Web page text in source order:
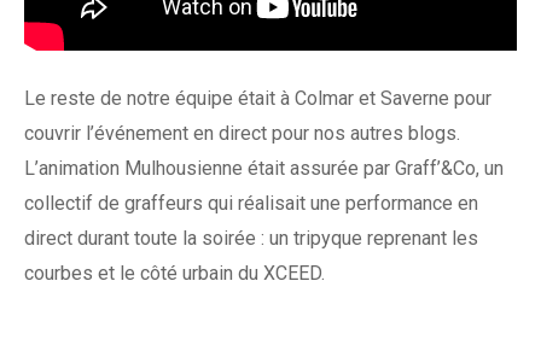
Le reste de notre équipe était à Colmar et Saverne pour
couvrir l’événement en direct pour nos autres blogs.
L’animation Mulhousienne était assurée par Graff’&Co, un
collectif de graffeurs qui réalisait une performance en
direct durant toute la soirée : un tripyque reprenant les
courbes et le côté urbain du XCEED.